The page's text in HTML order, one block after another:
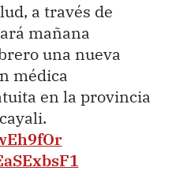
a través de
mañana
una nueva
médica
en la provincia